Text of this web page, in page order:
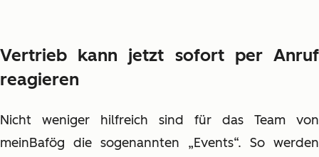
Vertrieb kann jetzt sofort per Anruf
reagieren
Nicht weniger hilfreich sind für das Team von
meinBafög die sogenannten „Events“. So werden